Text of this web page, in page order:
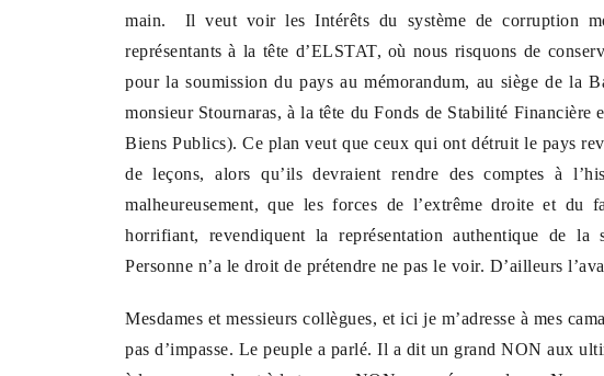
main. Il veut voir les Intérêts du système de corruption
représentants à la tête d’ELSTAT, où nous risquons de
pour la soumission du pays au mémorandum, au siège de la
monsieur Stournaras, à la tête du Fonds de Stabilité
Biens Publics). Ce plan veut que ceux qui ont détruit le pays
de leçons, alors qu’ils devraient rendre des comptes à
malheureusement, que les forces de l’extrême droite et du
horrifiant, revendiquent la représentation authentique de
Personne n’a le droit de prétendre ne pas le voir. D’ailleurs
Mesdames et messieurs collègues, et ici je m’adresse à mes
pas d’impasse. Le peuple a parlé. Il a dit un grand NON aux